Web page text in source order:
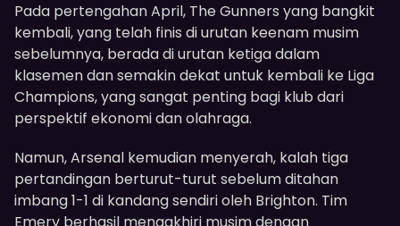
Pada pertengahan April, The Gunners yang bangkit
kembali, yang telah finis di urutan keenam musim
sebelumnya, berada di urutan ketiga dalam
klasemen dan semakin dekat untuk kembali ke Liga
Champions, yang sangat penting bagi klub dari
perspektif ekonomi dan olahraga.
Namun, Arsenal kemudian menyerah, kalah tiga
pertandingan berturut-turut sebelum ditahan
imbang 1-1 di kandang sendiri oleh Brighton. Tim